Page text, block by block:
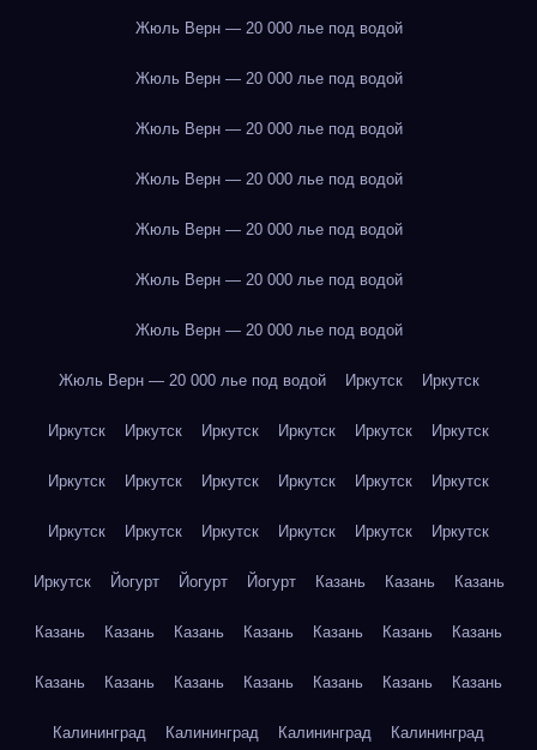
Жюль Верн — 20 000 лье под водой
Жюль Верн — 20 000 лье под водой
Жюль Верн — 20 000 лье под водой
Жюль Верн — 20 000 лье под водой
Жюль Верн — 20 000 лье под водой
Жюль Верн — 20 000 лье под водой
Жюль Верн — 20 000 лье под водой
Жюль Верн — 20 000 лье под водой Иркутск Иркутск
Иркутск Иркутск Иркутск Иркутск Иркутск Иркутск
Иркутск Иркутск Иркутск Иркутск Иркутск Иркутск
Иркутск Иркутск Иркутск Иркутск Иркутск Иркутск
Иркутск Йогурт Йогурт Йогурт Казань Казань Казань
Казань Казань Казань Казань Казань Казань Казань
Казань Казань Казань Казань Казань Казань Казань
Калининград Калининград Калининград Калининград